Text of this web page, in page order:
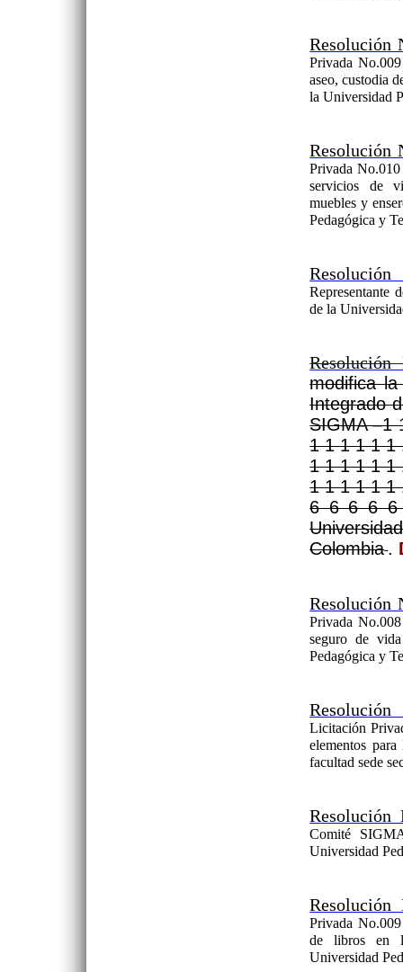
Resolución
Privada
aseo, custodia
la Universidad
Resolución
Privada
servicios de
muebles y
Pedagógica y
Resolución
de la
Resolución
modifica
Integrado
SIGMA –1
1 1 1 1 1 1
1 1 1 1 1 1
1 1 1 1 1 1
6 6 6 6
Colombia.
Resolución
Privada
seguro de
Pedagógica y
Resolución
Licitación
elementos
facultad sede
Resolución
Comité
Universidad
Resolución
Privada
de libros en
Universidad